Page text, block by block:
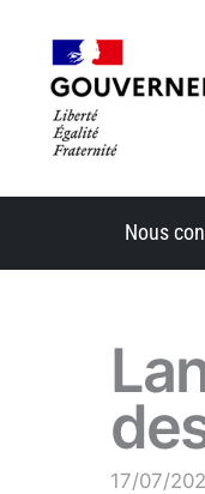
contenu
Nous
17/07/